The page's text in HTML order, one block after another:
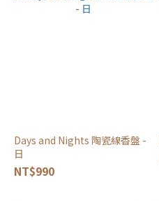
Days and Nights 陶瓷線香盤 -
日
NT$990